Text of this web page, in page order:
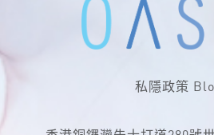
私隱政策